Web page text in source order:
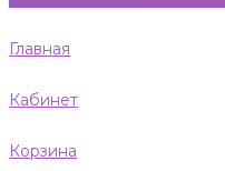
Главная
Кабинет
Корзина